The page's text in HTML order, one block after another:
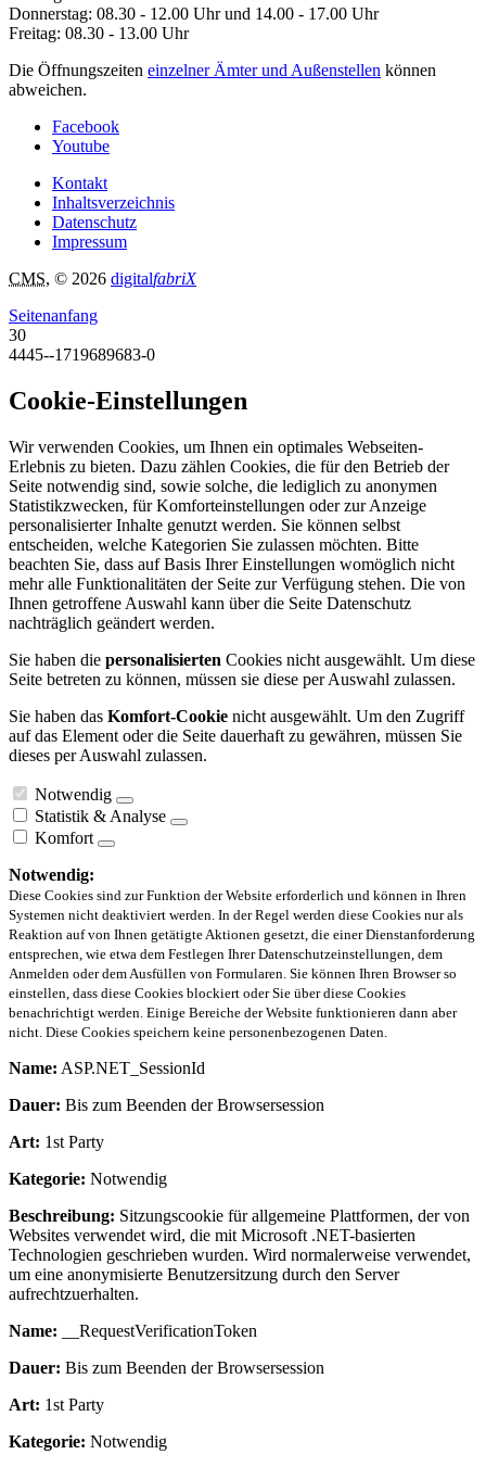
Donnerstag: 08.30 - 12.00 Uhr und 14.00 - 17.00 Uhr
Freitag: 08.30 - 13.00 Uhr
Die Öffnungszeiten einzelner Ämter und Außenstellen können
abweichen.
Facebook
Youtube
Kontakt
Inhaltsverzeichnis
Datenschutz
Impressum
CMS, © 2026 digitalfabriX
Seitenanfang
30
4445--1719689683-0
Cookie-Einstellungen
Wir verwenden Cookies, um Ihnen ein optimales Webseiten-
Erlebnis zu bieten. Dazu zählen Cookies, die für den Betrieb der
Seite notwendig sind, sowie solche, die lediglich zu anonymen
Statistikzwecken, für Komforteinstellungen oder zur Anzeige
personalisierter Inhalte genutzt werden. Sie können selbst
entscheiden, welche Kategorien Sie zulassen möchten. Bitte
beachten Sie, dass auf Basis Ihrer Einstellungen womöglich nicht
mehr alle Funktionalitäten der Seite zur Verfügung stehen. Die von
Ihnen getroffene Auswahl kann über die Seite Datenschutz
nachträglich geändert werden.
Sie haben die personalisierten Cookies nicht ausgewählt. Um diese
Seite betreten zu können, müssen sie diese per Auswahl zulassen.
Sie haben das Komfort-Cookie nicht ausgewählt. Um den Zugriff
auf das Element oder die Seite dauerhaft zu gewähren, müssen Sie
dieses per Auswahl zulassen.
Notwendig
Statistik & Analyse
Komfort
Notwendig:
Diese Cookies sind zur Funktion der Website erforderlich und können in Ihren
Systemen nicht deaktiviert werden. In der Regel werden diese Cookies nur als
Reaktion auf von Ihnen getätigte Aktionen gesetzt, die einer Dienstanforderung
entsprechen, wie etwa dem Festlegen Ihrer Datenschutzeinstellungen, dem
Anmelden oder dem Ausfüllen von Formularen. Sie können Ihren Browser so
einstellen, dass diese Cookies blockiert oder Sie über diese Cookies
benachrichtigt werden. Einige Bereiche der Website funktionieren dann aber
nicht. Diese Cookies speichern keine personenbezogenen Daten.
Name: ASP.NET_SessionId
Dauer: Bis zum Beenden der Browsersession
Art: 1st Party
Kategorie: Notwendig
Beschreibung: Sitzungscookie für allgemeine Plattformen, der von
Websites verwendet wird, die mit Microsoft .NET-basierten
Technologien geschrieben wurden. Wird normalerweise verwendet,
um eine anonymisierte Benutzersitzung durch den Server
aufrechtzuerhalten.
Name: __RequestVerificationToken
Dauer: Bis zum Beenden der Browsersession
Art: 1st Party
Kategorie: Notwendig